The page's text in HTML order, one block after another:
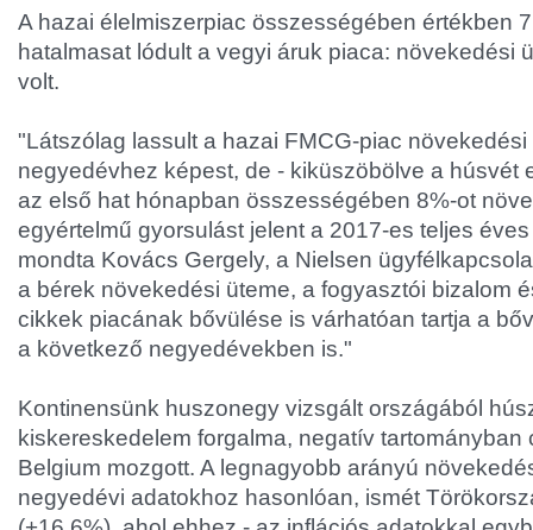
A hazai élelmiszerpiac összességében értékben
hatalmasat lódult a vegyi áruk piaca: növekedési
volt.
"Látszólag lassult a hazai FMCG-piac
negyedévhez képest, de - kiküszöbölve a húsvét
az első hat hónapban összességében 8%-ot
egyértelmű gyorsulást jelent a 2017-es teljes
mondta Kovács Gergely, a Nielsen
a bérek növekedési üteme, a fogyasztói bizalom
cikkek piacának bővülése is várhatóan tartja a
a következő negyedévekben is."
Kontinensünk huszonegy vizsgált országából
kiskereskedelem forgalma, negatív tartományban
Belgium mozgott. A legnagyobb arányú
negyedévi adatokhoz hasonlóan, ismét